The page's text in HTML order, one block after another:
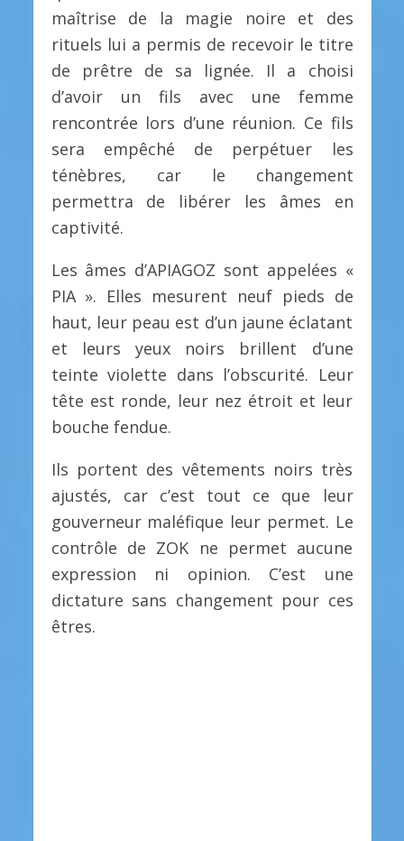
maîtrise de la magie noire et des
rituels lui a permis de recevoir le titre
de prêtre de sa lignée. Il a choisi
d’avoir un fils avec une femme
rencontrée lors d’une réunion. Ce fils
sera empêché de perpétuer les
ténèbres, car le changement
permettra de libérer les âmes en
captivité.
Les âmes d’APIAGOZ sont appelées «
PIA ». Elles mesurent neuf pieds de
haut, leur peau est d’un jaune éclatant
et leurs yeux noirs brillent d’une
teinte violette dans l’obscurité. Leur
tête est ronde, leur nez étroit et leur
bouche fendue.
Ils portent des vêtements noirs très
ajustés, car c’est tout ce que leur
gouverneur maléfique leur permet. Le
contrôle de ZOK ne permet aucune
expression ni opinion. C’est une
dictature sans changement pour ces
êtres.